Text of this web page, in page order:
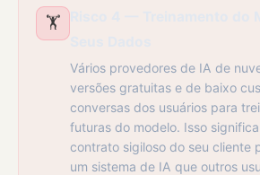
🏋️
Vários provedores de IA de
versões gratuitas e de baixo
conversas dos usuários para
futuras do modelo. Isso
contrato sigiloso do seu cliente
um sistema de IA que outros